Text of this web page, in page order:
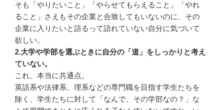
そも「やりたいこと」「やらせてもらえること」「やれ
ること」さえもその企業と合致してもいないのに、その
企業に入りたいと語るって語れていない自分に気づいて
欲しい。
2.大学や学部を選ぶときに自分の「道」をしっかりと考え
ていない。
これ、本当に共通点。
英語系や法律系、理系などの専門職を目指す学生たちを
除く、学生たちに対して「なんで、その学部なの？」な